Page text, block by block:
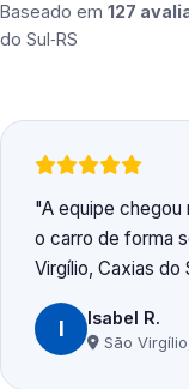
Baseado em 127
do Sul‑RS
A equipe chegou
o carro de forma
Virgílio, Caxias do
I Isabel R.
São